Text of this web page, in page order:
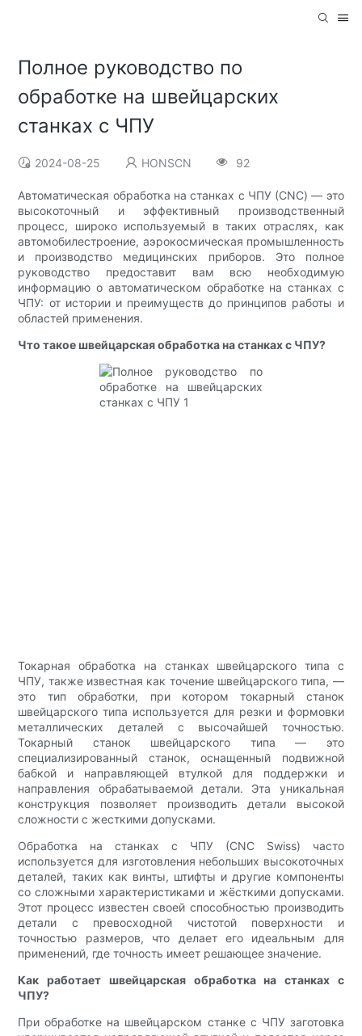
Полное руководство по
обработке на швейцарских
станках с ЧПУ
2024-08-25 HONSCN 92
Автоматическая обработка на станках с ЧПУ (CNC) — это
высокоточный и эффективный производственный
процесс, широко используемый в таких отраслях, как
автомобилестроение, аэрокосмическая промышленность
и производство медицинских приборов. Это полное
руководство предоставит вам всю необходимую
информацию о автоматическом обработке на станках с
ЧПУ: от истории и преимуществ до принципов работы и
областей применения.
Что такое швейцарская обработка на станках с ЧПУ?
Токарная обработка на станках швейцарского типа с
ЧПУ, также известная как точение швейцарского типа, —
это тип обработки, при котором токарный станок
швейцарского типа используется для резки и формовки
металлических деталей с высочайшей точностью.
Токарный станок швейцарского типа — это
специализированный станок, оснащенный подвижной
бабкой и направляющей втулкой для поддержки и
направления обрабатываемой детали. Эта уникальная
конструкция позволяет производить детали высокой
сложности с жесткими допусками.
Обработка на станках с ЧПУ (CNC Swiss) часто
используется для изготовления небольших высокоточных
деталей, таких как винты, штифты и другие компоненты
со сложными характеристиками и жёсткими допусками.
Этот процесс известен своей способностью производить
детали с превосходной чистотой поверхности и
точностью размеров, что делает его идеальным для
применений, где точность имеет решающее значение.
Как работает швейцарская обработка на станках с
ЧПУ?
При обработке на швейцарском станке с ЧПУ заготовка